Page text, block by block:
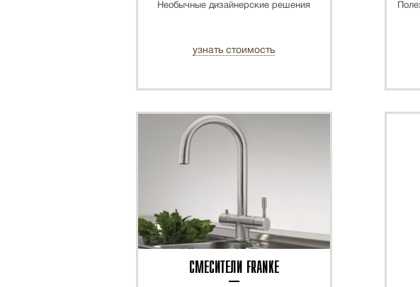
Необычные дизайнерские решения
узнать стоимость
СМЕСИТЕЛИ FRANKE